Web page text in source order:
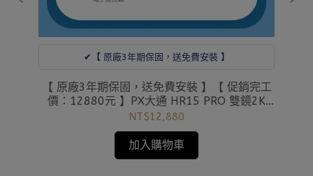
✔︎【 原廠3年期保固，送免費安裝 】
【 原廠3年期保固，送免費安裝 】【 促銷完工
價：12880元 】PX大通 HR15 PRO 雙鏡2K
HDR防眩頂級電子後視鏡行車記錄器 送
128G【愛車族】
NT$12,880
加入購物車